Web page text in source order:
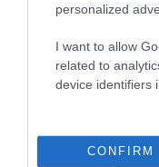
personalized
I want to allow
related to
device identifiers
CONFIRM
ΡΑΦΗΝΑ ΣΤΟ
Απαράδεκτη